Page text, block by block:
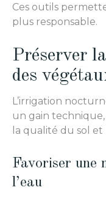
Ces outils
plus responsable.
Préserver
des
L’irrigation
un gain
la qualité du sol
Favoriser une
l’eau